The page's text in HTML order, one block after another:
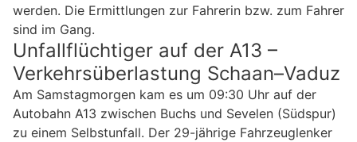
werden. Die Ermittlungen zur Fahrerin bzw. zum Fahrer
sind im Gang.
Unfallflüchtiger auf der A13 –
Verkehrsüberlastung Schaan–Vaduz
Am Samstagmorgen kam es um 09:30 Uhr auf der
Autobahn A13 zwischen Buchs und Sevelen (Südspur)
zu einem Selbstunfall. Der 29-jährige Fahrzeuglenker